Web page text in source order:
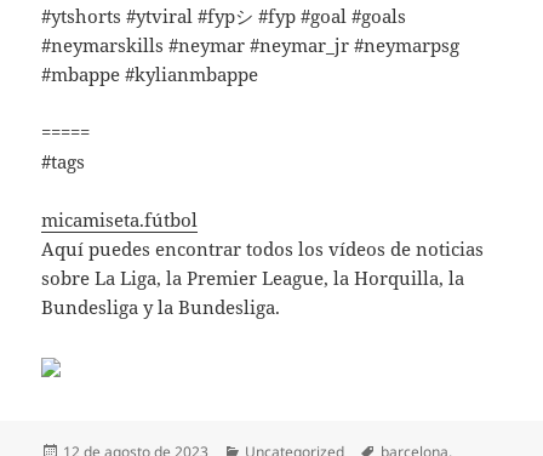
#ytshorts #ytviral #fypシ #fyp #goal #goals
#neymarskills #neymar #neymar_jr #neymarpsg
#mbappe #kylianmbappe
=====
#tags
micamiseta.fútbol
Aquí puedes encontrar todos los vídeos de noticias
sobre La Liga, la Premier League, la Horquilla, la
Bundesliga y la Bundesliga.
Publicado
Categorías Etiquetas